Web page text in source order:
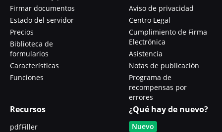
Firmar documentos
Estado del servidor
Precios
Biblioteca de
formularios
Características
Funciones
Aviso de privacidad
Centro Legal
Cumplimiento de Firma
Electrónica
Asistencia
Notas de publicación
Programa de
recompensas por
errores
Recursos
pdfFiller
¿Qué hay de nuevo?
Nuevo